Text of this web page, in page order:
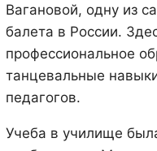
Вагановой, одну из
балета в России.
профессиональное
танцевальные
педагогов.
Учеба в училище